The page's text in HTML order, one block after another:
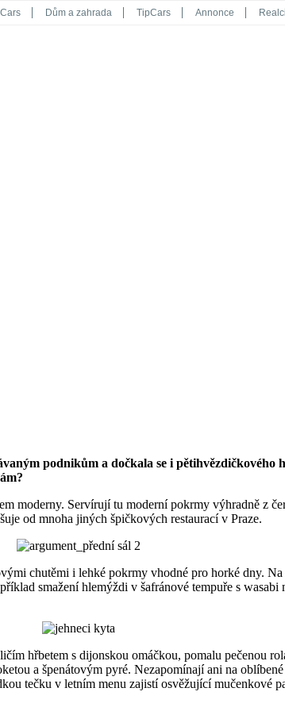
Cars Dům a zahrada TipCars Annonce
podnikům a dočkala se i pětihvězdičkového
moderny. Servírují tu moderní pokrmy výhradně z
od mnoha jiných špičkových restaurací v Praze.
chutěmi i lehké pokrmy vhodné pro horké dny.
smažení hlemýždi v šafránové tempuře s
hřbetem s dijonskou omáčkou, pomalu pečenou
a špenátovým pyré. Nezapomínají ani na
tečku v letním menu zajistí osvěžující mučenkové